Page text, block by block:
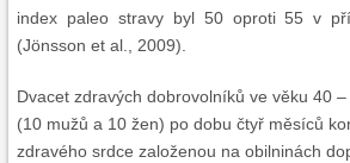
index paleo stravy byl 50 oproti 55 v
(Jönsson et al., 2009).
Dvacet zdravých dobrovolníků ve věku 40
(10 mužů a 10 žen) po dobu čtyř měsíců
zdravého srdce založenou na obilninách